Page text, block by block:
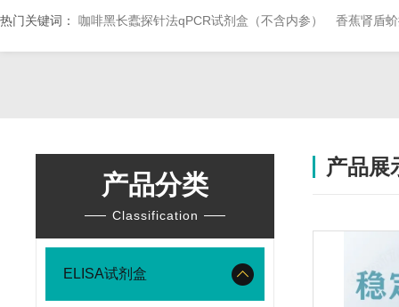
热门关键词： 咖啡黑长蠹探针法qPCR试剂盒（不含内参） 香蕉肾盾
产品分类
Classification
ELISA试剂盒
产品展